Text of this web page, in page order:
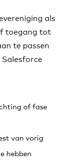
als
toegang tot
te passen
of fase
van vorig
hebben